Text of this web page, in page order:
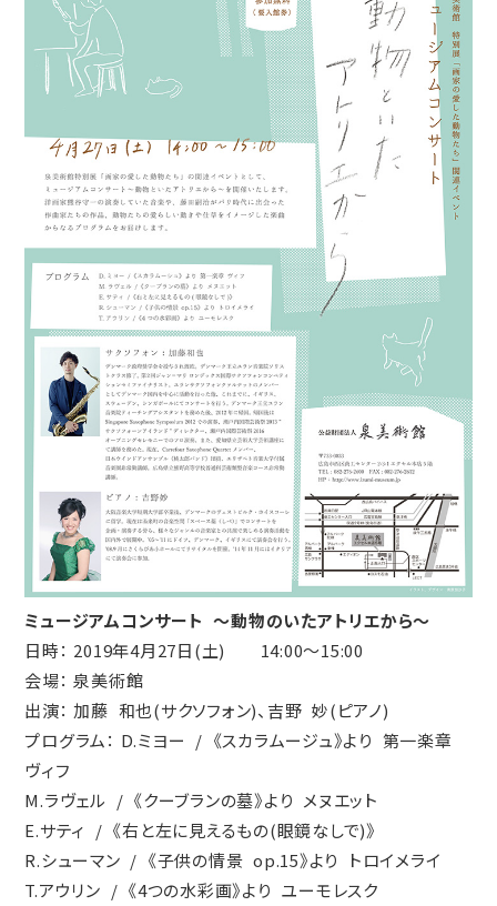
ミュージアムコンサート ～動物のいたアトリエから～
日時： 2019年4月27日(土) 14:00～15:00
会場： 泉美術館
出演： 加藤 和也(サクソフォン)、吉野 妙(ピアノ)
プログラム： D.ミヨー / 《スカラムージュ》より 第一楽章
ヴィフ
M.ラヴェル / 《クーブランの墓》より メヌエット
E.サティ / 《右と左に見えるもの(眼鏡なしで)》
R.シューマン / 《子供の情景 op.15》より トロイメライ
T.アウリン / 《4つの水彩画》より ユーモレスク